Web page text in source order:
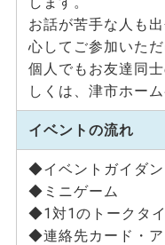
お話が苦手な人も
心してご参加いた
個人でもお友達同
しくは、津市ホー
イベントの流れ
◆イベントガイダン
◆ミニゲーム
◆1対1のトークタ
◆連絡先カード・ア